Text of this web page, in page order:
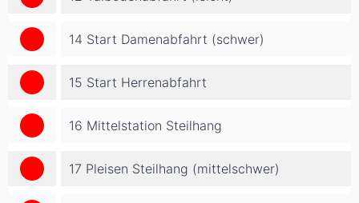
14 Start Damenabfahrt (schwer)
15 Start Herrenabfahrt
16 Mittelstation Steilhang
17 Pleisen Steilhang (mittelschwer)